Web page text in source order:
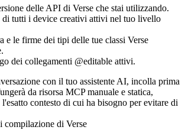
delle API di Verse che stai utilizzando.
di tutti i device creativi attivi nel tuo livello
e le firme dei tipi delle tue classi Verse
dei collegamenti @editable attivi.
con il tuo assistente AI, incolla prima
da risorsa MCP manuale e statica,
contesto di cui ha bisogno per evitare di
di Verse